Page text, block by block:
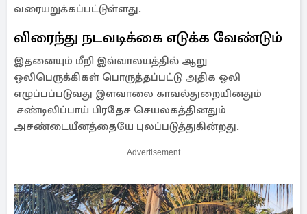
வரையறுக்கப்பட்டுள்ளது.
விரைந்து நடவடிக்கை எடுக்க வேண்டும்
இதனையும் மீறி இவ்வாலயத்தில் ஆறு
ஒலிபெருக்கிகள் பொருத்தப்பட்டு அதிக ஒலி
எழுப்பப்படுவது இளவாலை காவல்துறையினதும்
சண்டிலிப்பாய் பிரதேச செயலகத்தினதும்
அசண்டையீனத்தையே புலப்படுத்துகின்றது.
Advertisement